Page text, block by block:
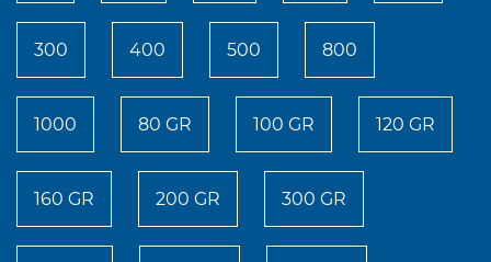
300 400 500 800
1000 80 GR 100 GR 120 GR
160 GR 200 GR 300 GR